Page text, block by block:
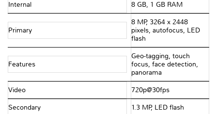
Internal 8 GB, 1 GB RAM
Primary
8 MP, 3264 x 2448
pixels, autofocus, LED
flash
Features
Geo-tagging, touch
focus, face detection,
panorama
Video 720p@30fps
Secondary 1.3 MP, LED flash